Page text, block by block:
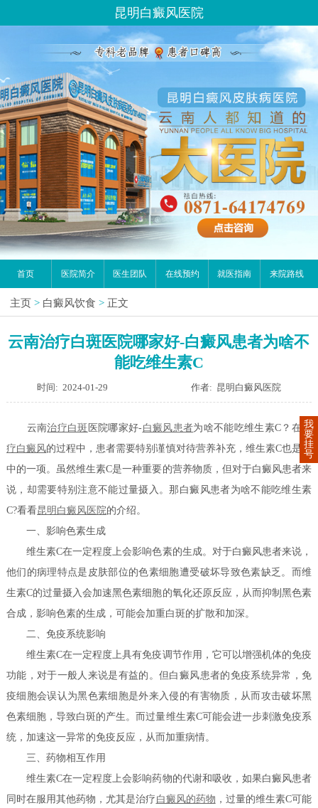
昆明白癜风医院
首页 医院简介 医生团队 在线预约 就医指南 来院路线
主页 > 白癜风饮食 > 正文
云南治疗白斑医院哪家好-白癜风患者为啥不
能吃维生素C
时间: 2024-01-29 作者: 昆明白癜风医院
云南治疗白斑 医院哪家好-白癜风患者为啥不能吃维生素C？在 治
疗白癜风的过程中，患者需要特别谨慎对待营养补充，维生素C也是其
中的一项。虽然维生素C是一种重要的营养物质，但对于白癜风患者来
说，却需要特别注意不能过量摄入。那白癜风患者为啥不能吃维生素
C?看看昆明白癜风医院的介绍。
一、影响色素生成
维生素C在一定程度上会影响色素的生成。对于白癜风患者来说，
他们的病理特点是皮肤部位的色素细胞遭受破坏导致色素缺乏。而维
生素C的过量摄入会加速黑色素细胞的氧化还原反应，从而抑制黑色素
合成，影响色素的生成，可能会加重白斑的扩散和加深。
二、免疫系统影响
维生素C在一定程度上具有免疫调节作用，它可以增强机体的免疫
功能，对于一般人来说是有益的。但白癜风患者的免疫系统异常，免
疫细胞会误认为黑色素细胞是外来入侵的有害物质，从而攻击破坏黑
色素细胞，导致白斑的产生。而过量维生素C可能会进一步刺激免疫系
统，加速这一异常的免疫反应，从而加重病情。
三、药物相互作用
维生素C在一定程度上会影响药物的代谢和吸收，如果白癜风患者
同时在服用其他药物，尤其是治疗 白癜风的药物 ，过量的维生素C可能
我
要
挂
号